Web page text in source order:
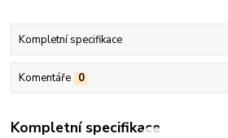
Kompletní specifikace
Komentáře 0
Kompletní specifikace